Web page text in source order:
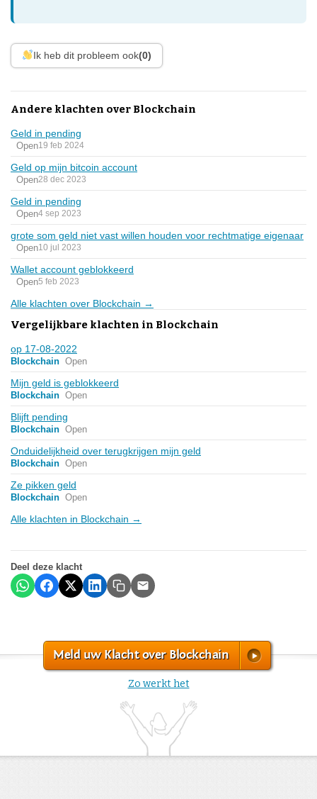
Ik heb dit probleem ook(0)
Andere klachten over Blockchain
Geld in pending
Open19 feb 2024
Geld op mijn bitcoin account
Open28 dec 2023
Geld in pending
Open4 sep 2023
grote som geld niet vast willen houden voor rechtmatige eigenaar
Open10 jul 2023
Wallet account geblokkeerd
Open5 feb 2023
Alle klachten over Blockchain →
Vergelijkbare klachten in Blockchain
op 17-08-2022
Blockchain Open
Mijn geld is geblokkeerd
Blockchain Open
Blijft pending
Blockchain Open
Onduidelijkheid over terugkrijgen mijn geld
Blockchain Open
Ze pikken geld
Blockchain Open
Alle klachten in Blockchain →
Deel deze klacht
Meld uw Klacht over Blockchain
Zo werkt het